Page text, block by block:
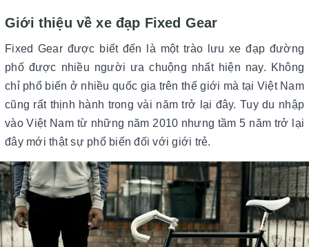
Giới thiệu về xe đạp Fixed Gear
Fixed Gear được biết đến là một trào lưu xe đạp đường
phố được nhiều người ưa chuộng nhất hiện nay. Không
chỉ phổ biến ở nhiều quốc gia trên thế giới mà tại Việt Nam
cũng rất thịnh hành trong vài năm trở lại đây. Tuy du nhập
vào Việt Nam từ những năm 2010 nhưng tầm 5 năm trở lại
đây mới thật sự phổ biến đối với giới trẻ.